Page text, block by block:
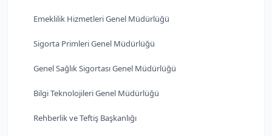
Emeklilik Hizmetleri Genel Müdürlüğü
Sigorta Primleri Genel Müdürlüğü
Genel Sağlık Sigortası Genel Müdürlüğü
Bilgi Teknolojileri Genel Müdürlüğü
Rehberlik ve Teftiş Başkanlığı